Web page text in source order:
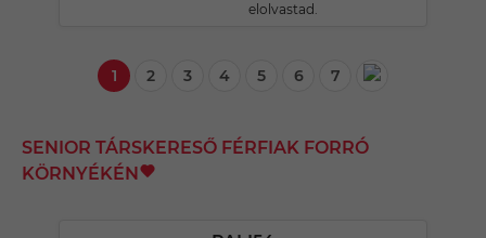
elolvastad.
1 2 3 4 5 6 7
SENIOR TÁRSKERESŐ FÉRFIAK FORRÓ
KÖRNYÉKÉN